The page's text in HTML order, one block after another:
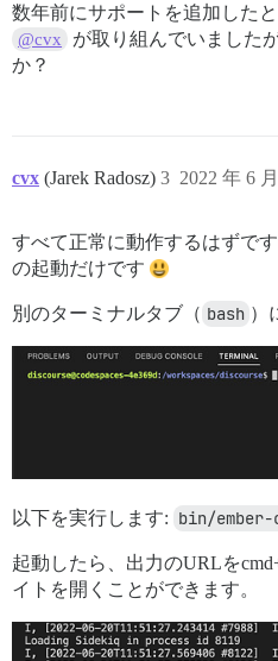
数年前にサポートを追加した
@cvx
が取り組んでいました
か？
cvx (Jarek Radosz) 2022 年 6
3
すべて正常に動作するはずで
の起動だけです
別のターミナルタブ（ bash ）
以下を実行します: bin/
起動したら、出力のURLを
イトを開くことができます。